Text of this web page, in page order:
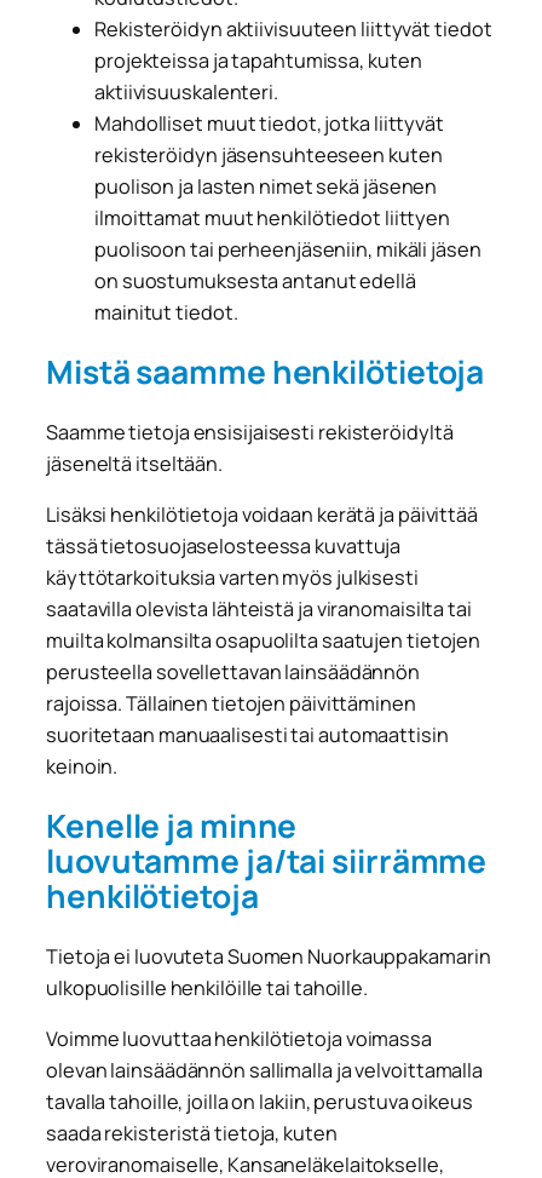
Rekisteröidyn aktiivisuuteen liittyvät tiedot
projekteissa ja tapahtumissa, kuten
aktiivisuuskalenteri.
Mahdolliset muut tiedot, jotka liittyvät
rekisteröidyn jäsensuhteeseen kuten
puolison ja lasten nimet sekä jäsenen
ilmoittamat muut henkilötiedot liittyen
puolisoon tai perheenjäseniin, mikäli jäsen
on suostumuksesta antanut edellä
mainitut tiedot.
Mistä saamme henkilötietoja
Saamme tietoja ensisijaisesti rekisteröidyltä
jäseneltä itseltään.
Lisäksi henkilötietoja voidaan kerätä ja päivittää
tässä tietosuojaselosteessa kuvattuja
käyttötarkoituksia varten myös julkisesti
saatavilla olevista lähteistä ja viranomaisilta tai
muilta kolmansilta osapuolilta saatujen tietojen
perusteella sovellettavan lainsäädännön
rajoissa. Tällainen tietojen päivittäminen
suoritetaan manuaalisesti tai automaattisin
keinoin.
Kenelle ja minne
luovutamme ja/tai siirrämme
henkilötietoja
Tietoja ei luovuteta Suomen Nuorkauppakamarin
ulkopuolisille henkilöille tai tahoille.
Voimme luovuttaa henkilötietoja voimassa
olevan lainsäädännön sallimalla ja velvoittamalla
tavalla tahoille, joilla on lakiin, perustuva oikeus
saada rekisteristä tietoja, kuten
veroviranomaiselle, Kansaneläkelaitokselle,